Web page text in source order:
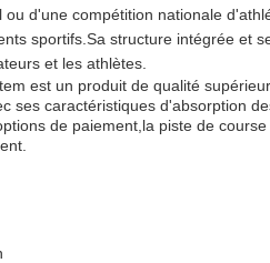
d'une compétition nationale
sportifs.Sa structure intégrée et
et les athlètes.
est un produit de qualité
ses caractéristiques d'absorption
de paiement,la piste de